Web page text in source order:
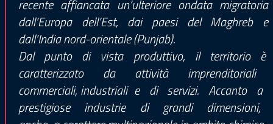
recente affiancata un’ulteriore ondata migratoria
dall’Europa dell’Est, dai paesi del Maghreb e
dall’India nord-orientale (Punjab).
Dal punto di vista produttivo, il territorio è
caratterizzato da attività imprenditoriali
commerciali, industriali e di servizi. Accanto a
prestigiose industrie di grandi dimensioni,